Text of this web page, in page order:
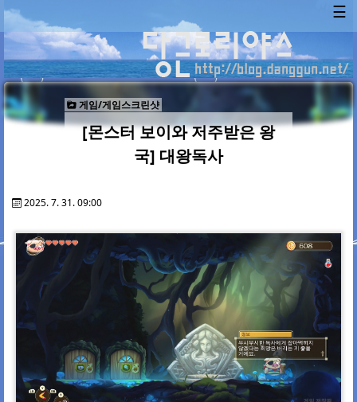
☰
게임/게임스크린샷
[몬스터 보이와 저주받은 왕
국] 대왕독사
2025. 7. 31. 09:00